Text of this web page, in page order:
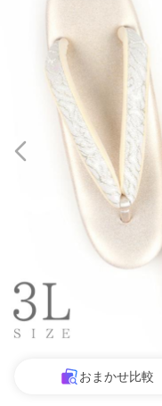
おまかせ比較